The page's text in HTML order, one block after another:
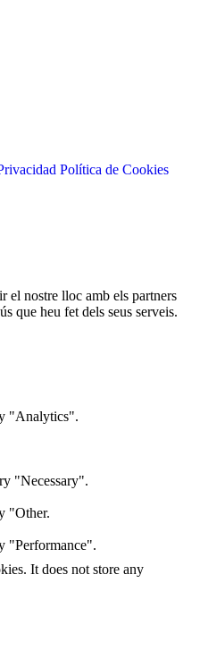
Política de Cookies
el nostre lloc amb els partners
que heu fet dels seus serveis.
"Analytics".
"Necessary".
"Other.
"Performance".
It does not store any